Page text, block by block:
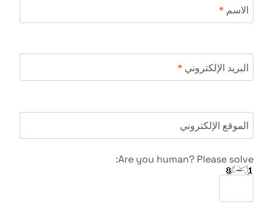
الاسم *
البريد الإلكتروني *
الموقع الإلكتروني
Are you human? Please solve: